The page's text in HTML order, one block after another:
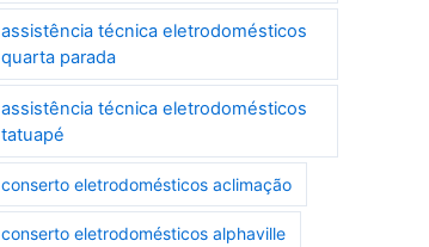
assistência técnica eletrodomésticos
quarta parada
assistência técnica eletrodomésticos
tatuapé
conserto eletrodomésticos aclimação
conserto eletrodomésticos alphaville